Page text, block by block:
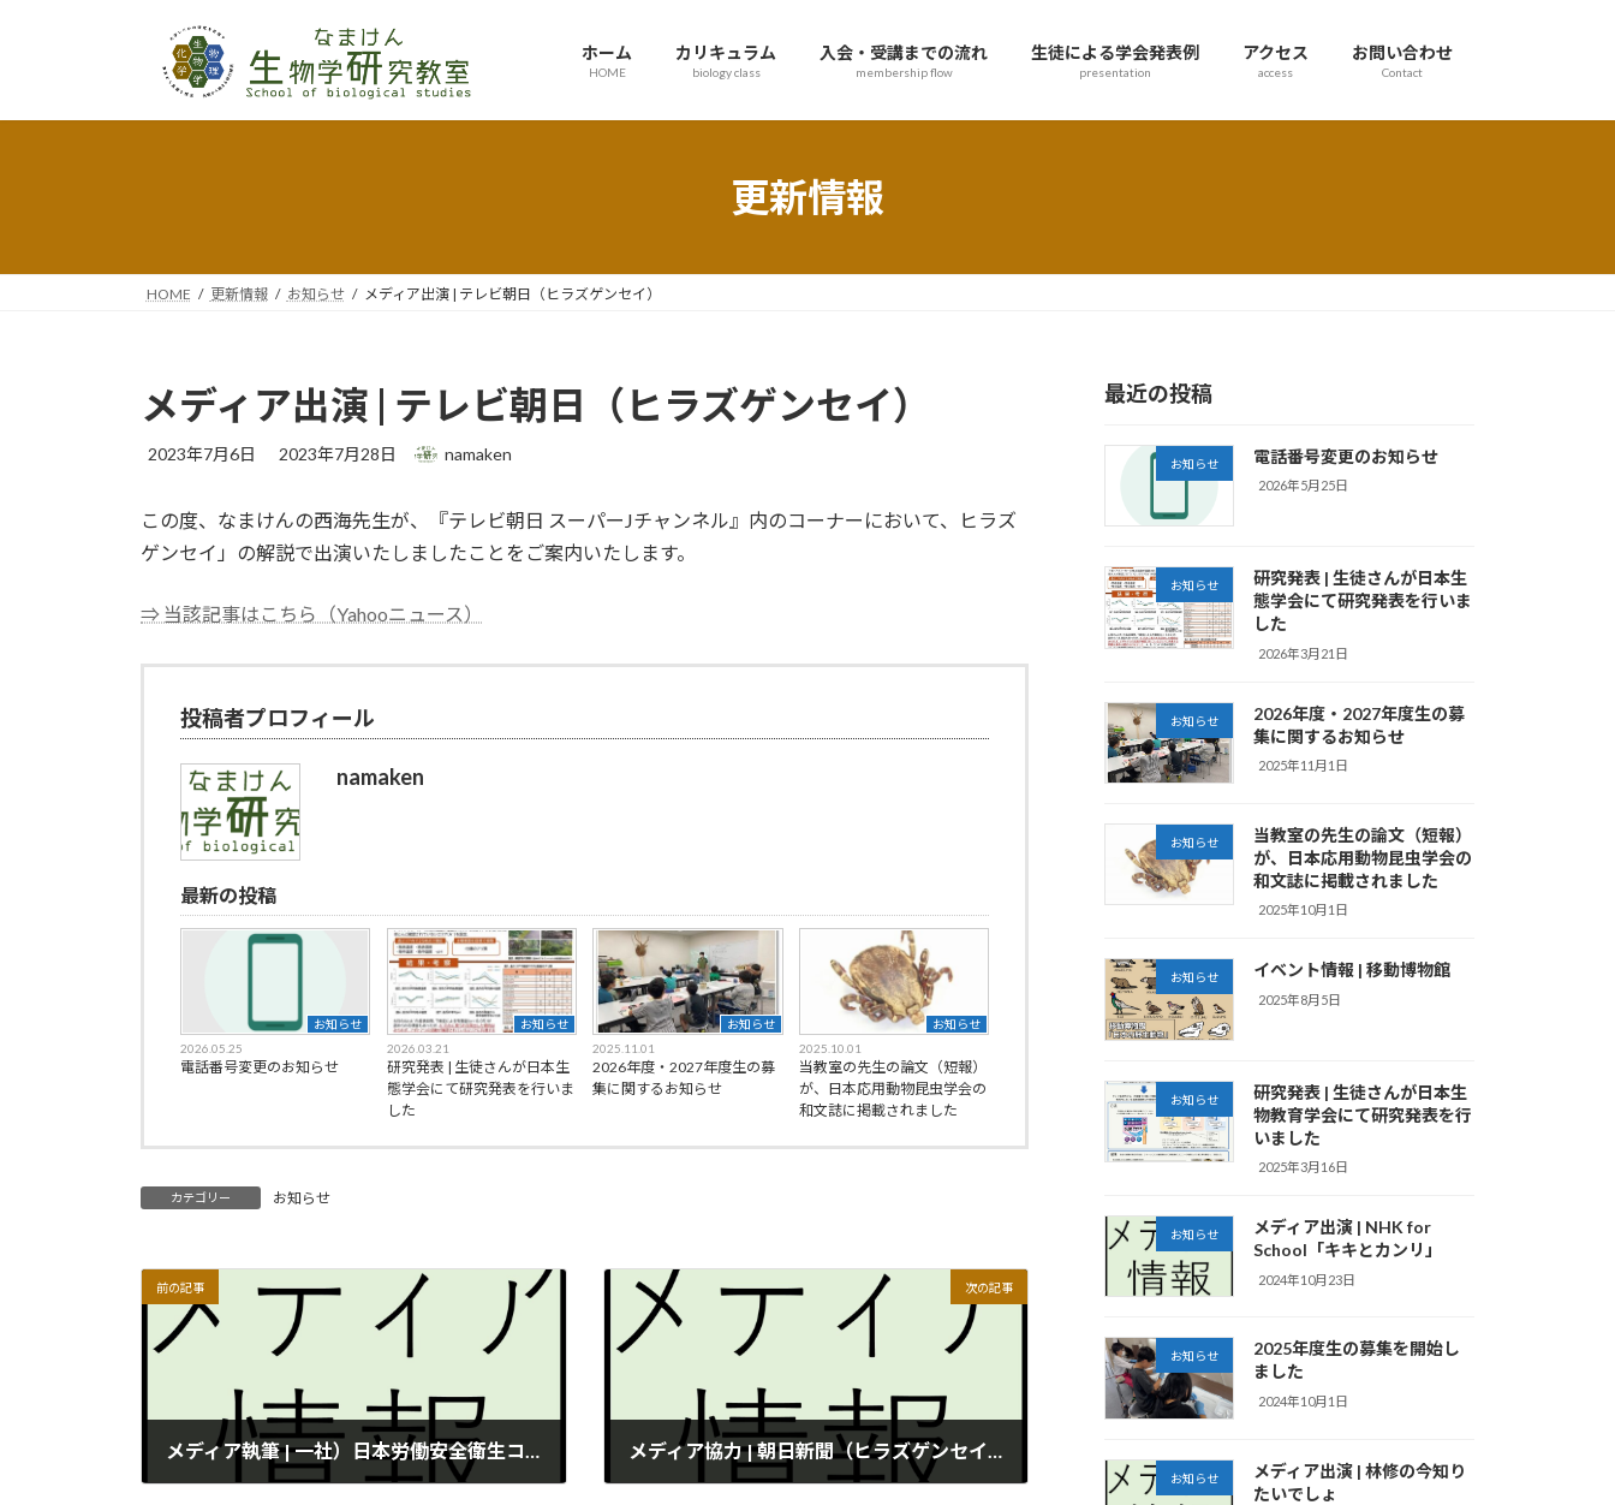
プ
動
ホーム
HOME
カリキュラム
biology class
入会・受講までの流れ
membership flow
生徒による学会発表例
presentation
アクセス
access
お問い合わせ
Contact
更新情報
HOME 更新情報 お知らせ メディア出演 | テレビ朝日（ヒラズゲンセイ）
メディア出演 | テレビ朝日（ヒラズゲンセイ）
2023年7月6日
最
新
日
2023年7月28日 namaken
この度、なまけんの西海先生が、『テレビ朝日 スーパーJチャンネル』内のコーナーにおいて、ヒラズ
ゲンセイ」の解説で出演いたしましたことをご案内いたします。
⇒ 当該記事はこちら（Yahooニュース）
投稿者プロフィール
namaken
最新の投稿
お知らせ
2026.05.25
電話番号変更のお知らせ
お知らせ
2026.03.21
研究発表 | 生徒さんが日本生
態学会にて研究発表を行いま
した
お知らせ
2025.11.01
2026年度・2027年度生の募
集に関するお知らせ
お知らせ
2025.10.01
当教室の先生の論文（短報）
が、日本応用動物昆虫学会の
和文誌に掲載されました
カテゴリー お知らせ
前の記事
メディア執筆 | 一社）日本労働安全衛生コンサルタント会
次の記事
メディア協力 | 朝日新聞（ヒラズゲンセイ）
最近の投稿
お知らせ 電話番号変更のお知らせ
2026年5月25日
お知らせ
研究発表 | 生徒さんが日本生
態学会にて研究発表を行いま
した
2026年3月21日
お知らせ
2026年度・2027年度生の募
集に関するお知らせ
2025年11月1日
お知らせ
当教室の先生の論文（短報）
が、日本応用動物昆虫学会の
和文誌に掲載されました
2025年10月1日
お知らせ イベント情報 | 移動博物館
2025年8月5日
お知らせ
研究発表 | 生徒さんが日本生
物教育学会にて研究発表を行
いました
2025年3月16日
お知らせ
メディア出演 | NHK for
School「キキとカンリ」
2024年10月23日
お知らせ
2025年度生の募集を開始し
ました
2024年10月1日
お知らせ
メディア出演 | 林修の今知り
たいでしょ